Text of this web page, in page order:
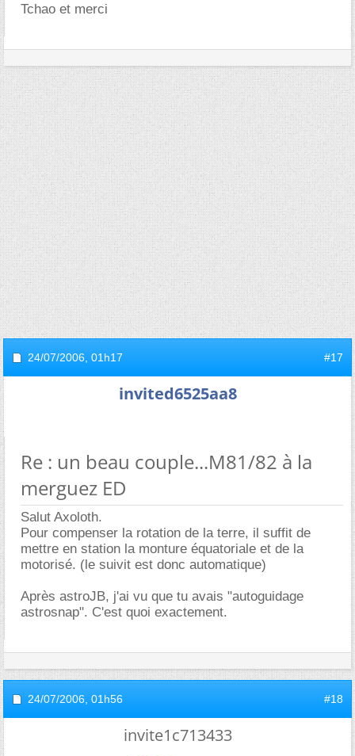
Tchao et merci
24/07/2006, 01h17 #17
invited6525aa8
Re : un beau couple...M81/82 à la
merguez ED
Salut Axoloth.
Pour compenser la rotation de la terre, il suffit de
mettre en station la monture équatoriale et de la
motorisé. (le suivit est donc automatique)
Après astroJB, j'ai vu que tu avais "autoguidage
astrosnap". C'est quoi exactement.
24/07/2006, 01h56 #18
invite1c713433